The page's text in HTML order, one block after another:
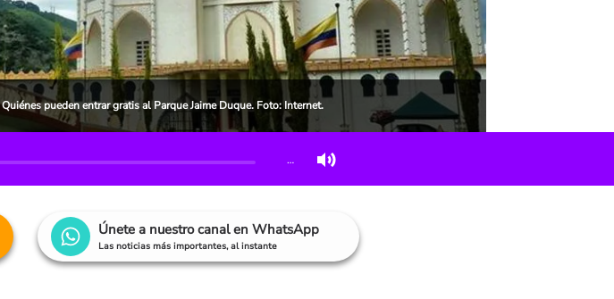
Quiénes pueden entrar gratis al Parque Jaime Duque. Foto: Internet.
…
Únete a nuestro canal en WhatsApp
Las noticias más importantes, al instante